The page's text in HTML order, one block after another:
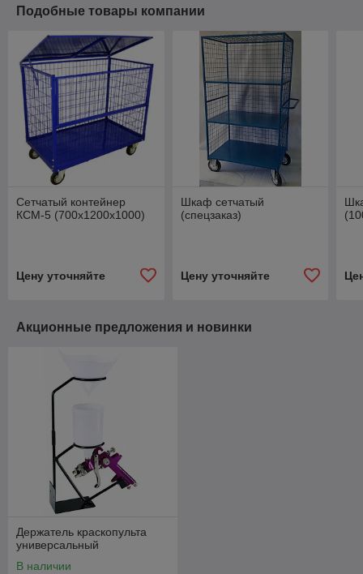
Подобные товары компании
Сетчатый контейнер
КСМ-5 (700х1200х1000)
Цену уточняйте
Шкаф сетчатый
(спецзаказ)
Цену уточняйте
Акционные предложения и новинки
Держатель краскопульта
универсальный
В наличии